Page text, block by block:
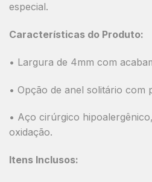
especial.
Características do Produto:
• Largura de 4mm com
• Opção de anel solitário com
• Aço cirúrgico
oxidação.
Itens Inclusos: